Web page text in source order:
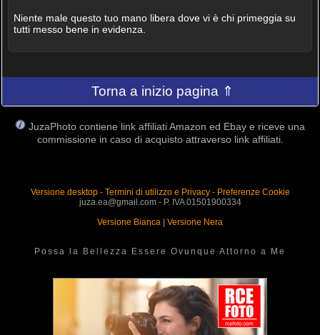
Niente male questo tuo mano libera dove vi è chi primeggia su
tutti messo bene in evidenza.
Torna a inizio pagina ⇑
JuzaPhoto contiene link affiliati Amazon ed Ebay e riceve una
commissione in caso di acquisto attraverso link affiliati.
Versione desktop- Termini di utilizzo e Privacy- Preferenze Cookie
juza.ea@gmail.com - P. IVA 01501900334
Versione Bianca
Versione Nera
Possa la Bellezza Essere Ovunque Attorno a Me